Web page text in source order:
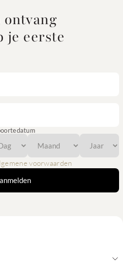
ontvang
je eerste
voorwaarden